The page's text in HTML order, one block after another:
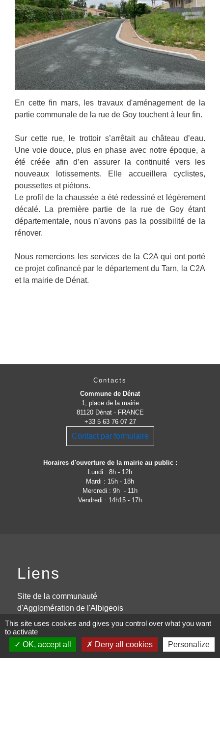
En cette fin mars, les travaux d'aménagement de la
partie communale de la rue de Goy touchent à leur fin.
Sur cette rue, le trottoir s’arrêtait au château d’eau.
Une voie douce, plus en phase avec notre époque, a
été créée afin d’en assurer la continuité vers les
nouveaux lotissements. Elle accueillera cyclistes,
poussettes et piétons.
Le profil de la chaussée a été redessiné et légèrement
décalé. La première partie de la rue de Goy étant
départementale, nous n’avons pas la possibilité de la
rénover.
Nous remercions les services de la C2A qui ont porté
ce projet cofinancé par le département du Tarn, la C2A
et la mairie de Dénat.
Contacts
Commune de Dénat
1, place de la mairie
81120 Dénat - FRANCE
+33 5 63 76 07 27
Contact par formulaire
Horaires d'ouverture de la mairie au public :
Lundi : 8h - 12h
Mardi : 15h - 18h
Mercredi : 9h - 11h
Vendredi : 14h15 - 17h
Liens
Site de la communauté
d'Agglomération de l'Albigeois
Site de la région Occitanie
PanneauPocket
This site uses cookies and gives you control over what you want
to activate
OK, accept all
Deny all cookies Personalize